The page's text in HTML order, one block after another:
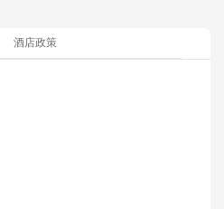
酒店政策